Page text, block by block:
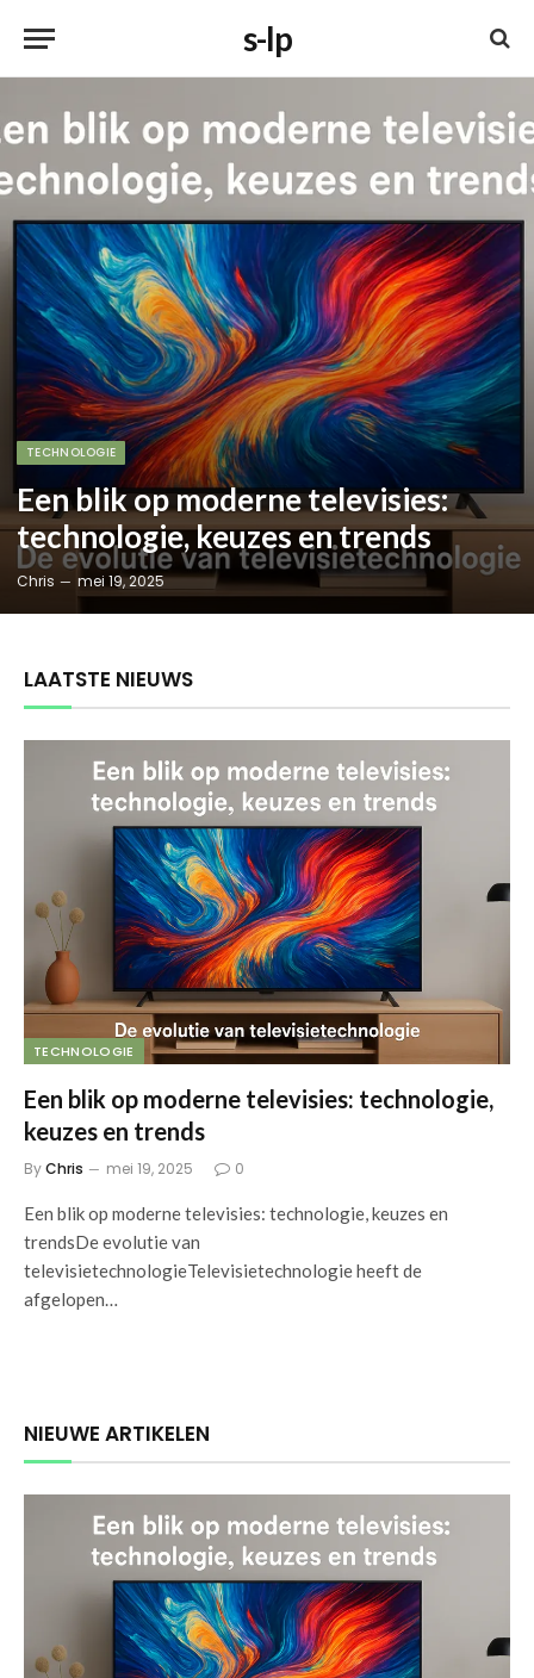
s-lp
TECHNOLOGIE
Een blik op moderne televisies:
technologie, keuzes en trends
Chris mei 19, 2025
LAATSTE NIEUWS
TECHNOLOGIE
Een blik op moderne televisies: technologie,
keuzes en trends
ByChris mei 19, 2025 0
Een blik op moderne televisies: technologie, keuzes en
trendsDe evolutie van
televisietechnologieTelevisietechnologie heeft de
afgelopen…
NIEUWE ARTIKELEN